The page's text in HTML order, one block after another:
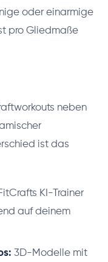
oder einarmige
pro Gliedmaße
neben
ist das
KI-Trainer
auf deinem
3D-Modelle mit